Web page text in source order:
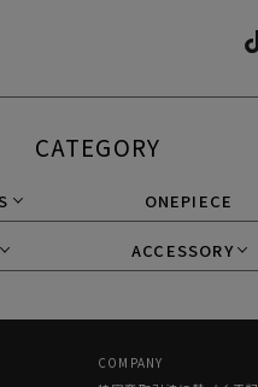
CATEGORY
ONEPIECE
ACCESSORY
COMPANY